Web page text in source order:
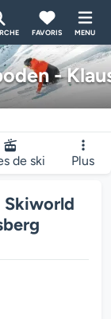
FAVORIS MENU
-
de ski Plus
Skiworld